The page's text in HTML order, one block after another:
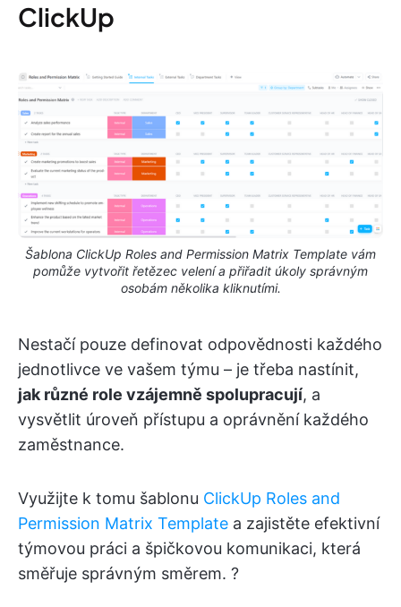
ClickUp
Šablona ClickUp Roles and Permission Matrix Template vám
pomůže vytvořit řetězec velení a přiřadit úkoly správným
osobám několika kliknutími.
Nestačí pouze definovat odpovědnosti každého
jednotlivce ve vašem týmu – je třeba nastínit,
jak různé role vzájemně spolupracují, a
vysvětlit úroveň přístupu a oprávnění každého
zaměstnance.
Využijte k tomu šablonu ClickUp Roles and
Permission Matrix Template a zajistěte efektivní
týmovou práci a špičkovou komunikaci, která
směřuje správným směrem. ?